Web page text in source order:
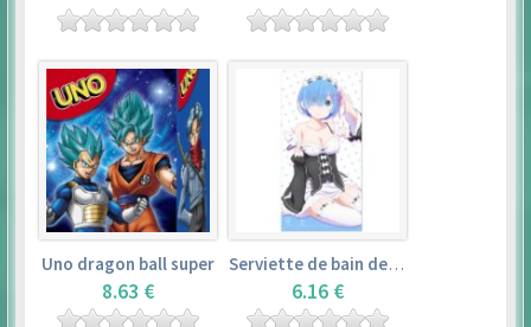
Uno dragon ball super
8.63 €
Serviette de bain de rem (120×60cm) – re:zero kara hajimeru isekai seikatsu
6.16 €